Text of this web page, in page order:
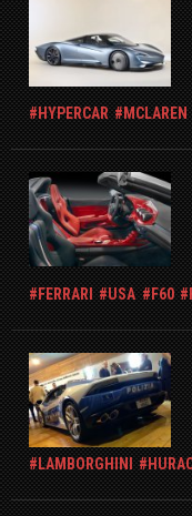
HYPERCAR
MCLAREN
FERRARI
USA F60
LAMBORGHINI